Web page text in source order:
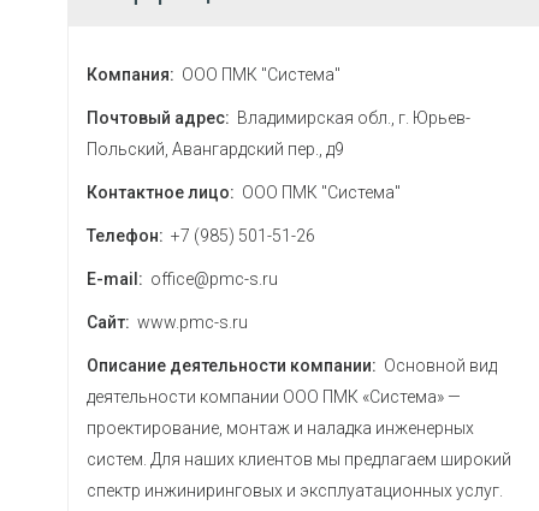
Компания: ООО ПМК "Система"
Почтовый адрес: Владимирская обл., г. Юрьев-
Польский, Авангардский пер., д9
Контактное лицо: ООО ПМК "Система"
Телефон: +7 (985) 501-51-26
E-mail: office@pmc-s.ru
Сайт: www.pmc-s.ru
Описание деятельности компании: Основной вид
деятельности компании ООО ПМК «Система» —
проектирование, монтаж и наладка инженерных
систем. Для наших клиентов мы предлагаем широкий
спектр инжиниринговых и эксплуатационных услуг.